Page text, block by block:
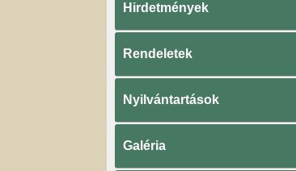
Hirdetmények
Rendeletek
Nyilvántartások
Galéria